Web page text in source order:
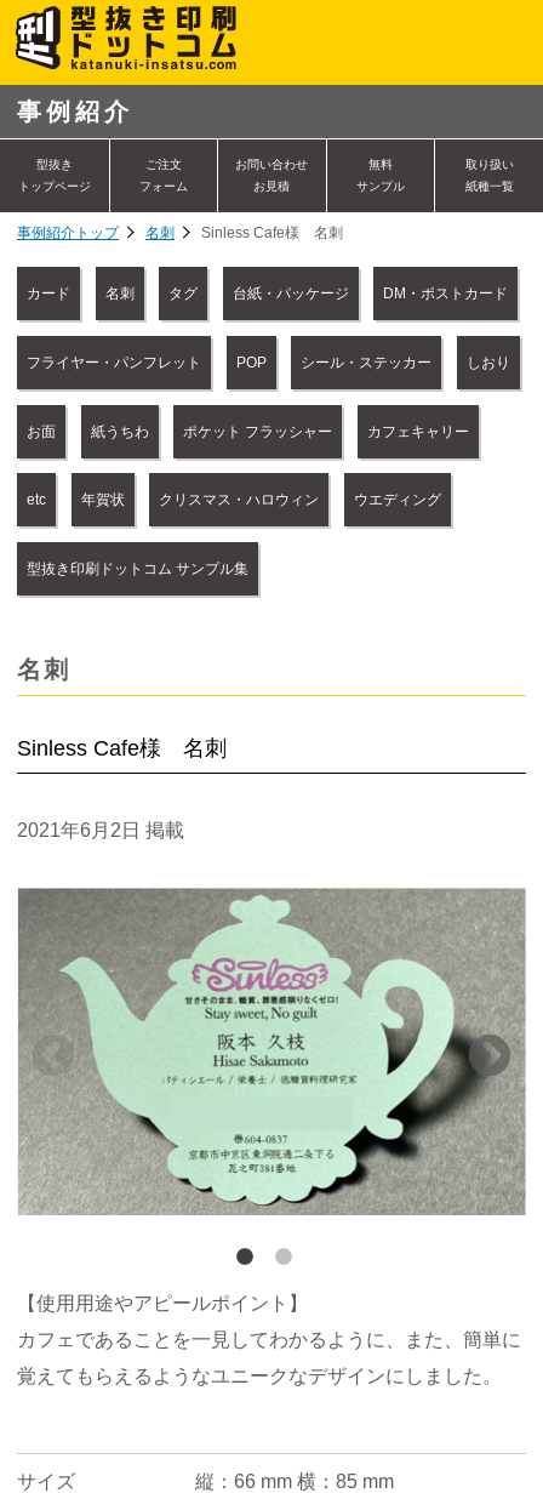
事例紹介
型抜き
トップページ
ご注文
フォーム
お問い合わせ
お見積
無料
サンプル
取り扱い
紙種一覧
事例紹介トップ 名刺 Sinless Cafe様 名刺
カード 名刺 タグ 台紙・パッケージ DM・ポストカード
フライヤー・パンフレット POP シール・ステッカー しおり
お面 紙うちわ ポケット フラッシャー カフェキャリー
etc 年賀状 クリスマス・ハロウィン ウエディング
型抜き印刷ドットコム サンプル集
名刺
Sinless Cafe様 名刺
2021年6月2日 掲載
【使用用途やアピールポイント】
カフェであることを一見してわかるように、また、簡単に
覚えてもらえるようなユニークなデザインにしました。
サイズ 縦：66 mm 横：85 mm